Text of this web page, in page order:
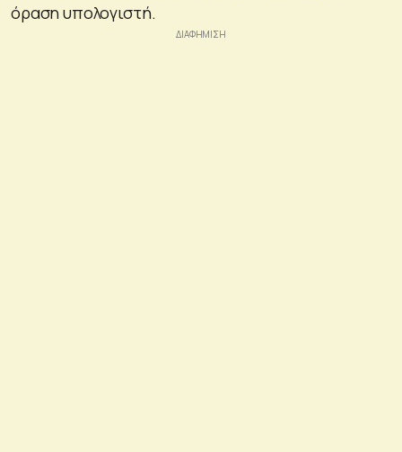
όραση υπολογιστή.